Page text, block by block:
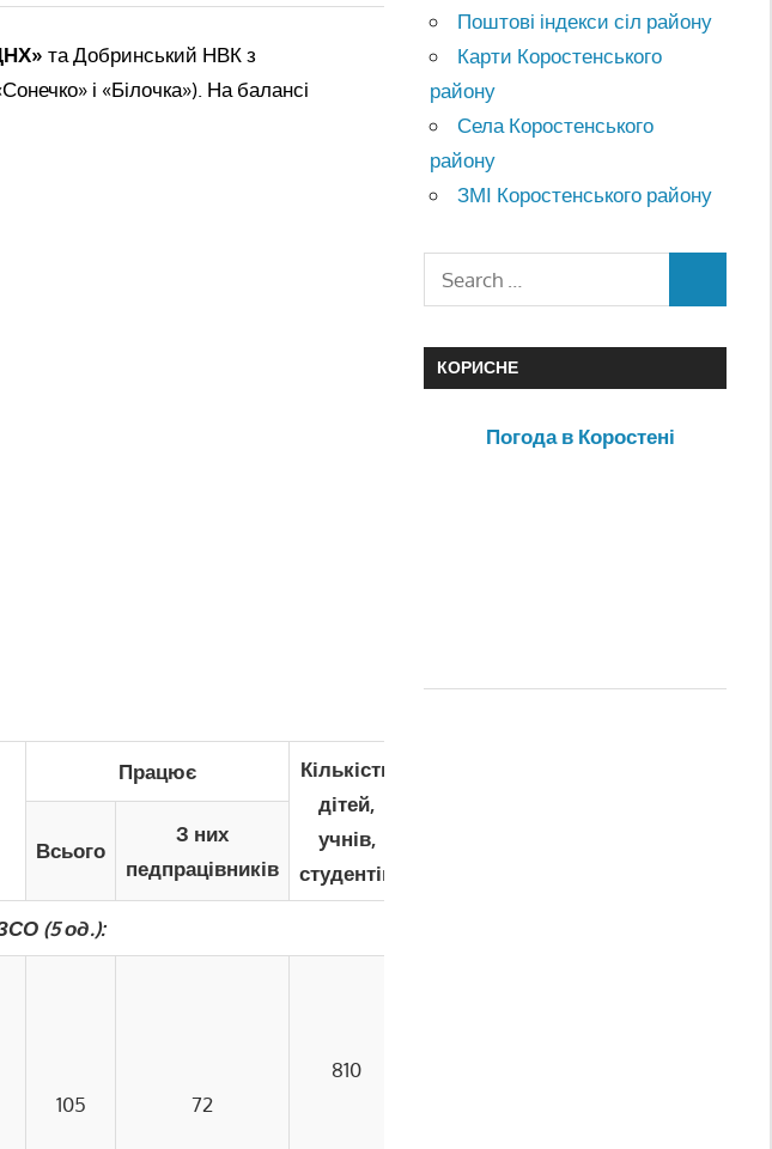
та Добринський НВК з
і «Білочка»). На балансі
Працює
Кількість
дітей,
учнів,
студентів
Всього
З них
педпрацівників
(5 од.):
105 72
810
Поштові індекси сіл району
Карти Коростенського
району
Села Коростенського
району
ЗМІ Коростенського району
КОРИСНЕ
Погода в Коростені